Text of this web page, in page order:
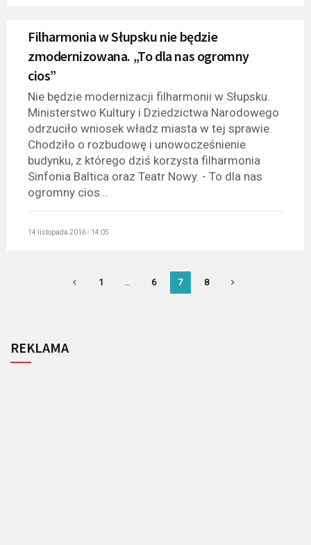
Filharmonia w Słupsku nie będzie
zmodernizowana. „To dla nas ogromny
cios”
Nie będzie modernizacji filharmonii w Słupsku.
Ministerstwo Kultury i Dziedzictwa Narodowego
odrzuciło wniosek władz miasta w tej sprawie.
Chodziło o rozbudowę i unowocześnienie
budynku, z którego dziś korzysta filharmonia
Sinfonia Baltica oraz Teatr Nowy. - To dla nas
ogromny cios...
14 listopada 2016 - 14:05
1 6 7 8
REKLAMA